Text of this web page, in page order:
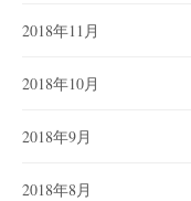
2018年11月
2018年10月
2018年9月
2018年8月